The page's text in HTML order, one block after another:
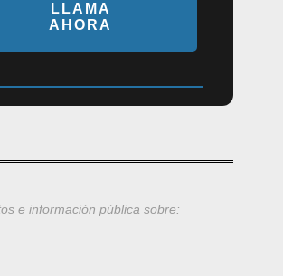
LLAMA
AHORA
e información pública sobre: